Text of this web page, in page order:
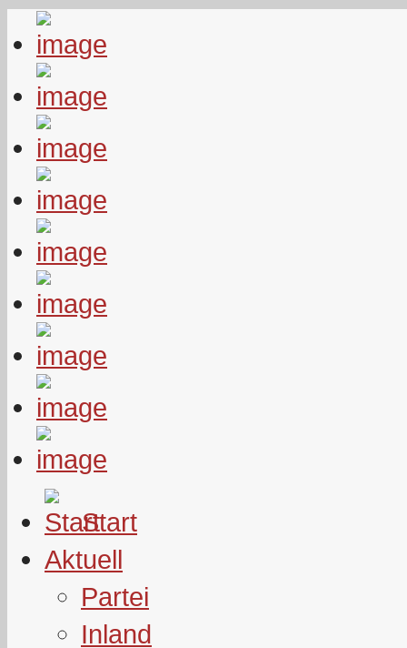
Start
Aktuell
Partei
Inland